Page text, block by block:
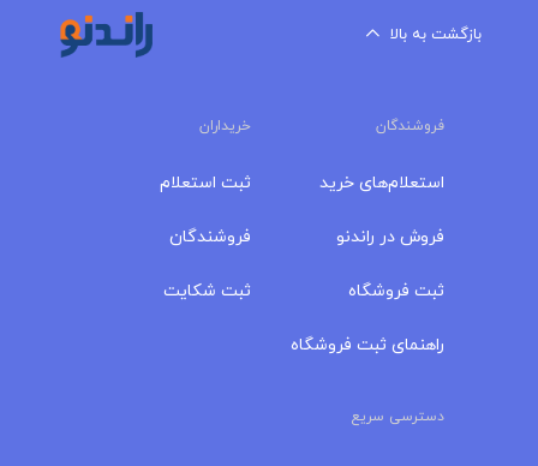
بازگشت به بالا
فروشندگان خریداران
استعلام‌های خرید
فروش در راندنو
ثبت فروشگاه
راهنمای ثبت فروشگاه
ثبت استعلام
فروشندگان
ثبت شکایت
دسترسی سریع